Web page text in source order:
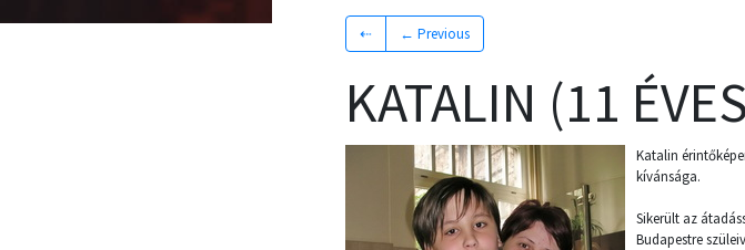
⇠ ← Previous
KATALIN (11
Katalin
kívánsága.
Sikerült az
Budapestre